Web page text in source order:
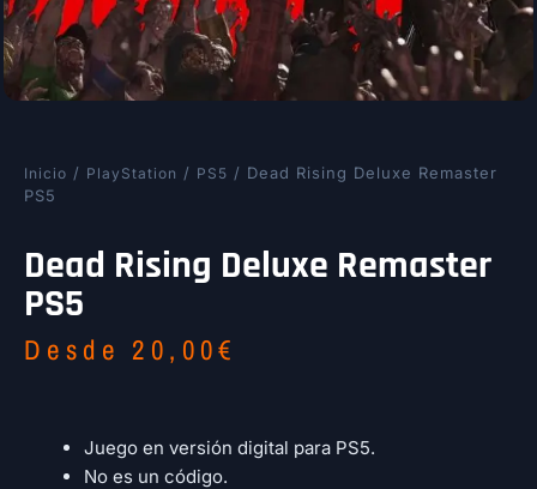
Inicio / PlayStation / PS5 / Dead Rising Deluxe Remaster
PS5
Dead Rising Deluxe Remaster
PS5
Desde 20,00€
Juego en versión digital para PS5.
No es un código.